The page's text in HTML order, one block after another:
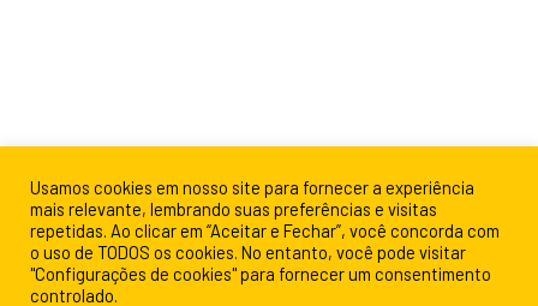
Usamos cookies em nosso site para fornecer a experiência
mais relevante, lembrando suas preferências e visitas
repetidas. Ao clicar em “Aceitar e Fechar”, você concorda com
o uso de TODOS os cookies. No entanto, você pode visitar
"Configurações de cookies" para fornecer um consentimento
controlado.